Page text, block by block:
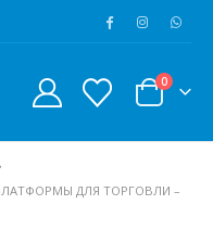
0
ДЛЯ ТОРГОВЛИ –